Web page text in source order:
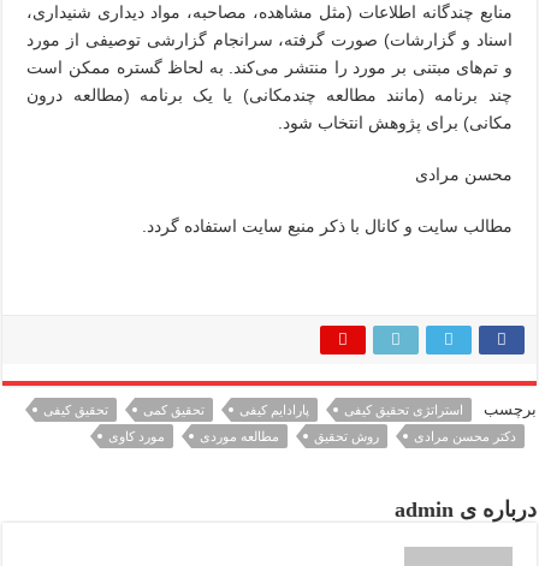
منابع چندگانه اطلاعات (مثل مشاهده، مصاحبه، مواد دیداری شنیداری،
اسناد و گزارشات) صورت گرفته، سرانجام گزارشی توصیفی از مورد
و تم‌های مبتنی بر مورد را منتشر می‌کند. به لحاظ گستره ممکن است
چند برنامه (مانند مطالعه چندمکانی) یا یک برنامه (مطالعه درون
مکانی) برای پژوهش انتخاب شود.
محسن مرادی
مطالب سایت و کانال با ذکر منبع سایت استفاده گردد.
برچسب استراتژی تحقیق کیفی پارادایم کیفی تحقیق کمی
تحقیق کیفی
دکتر محسن مرادی
روش تحقیق مطالعه موردی مورد کاوی
درباره ی admin